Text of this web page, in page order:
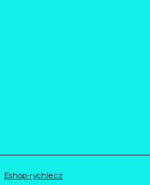
Eshop-rychle.cz